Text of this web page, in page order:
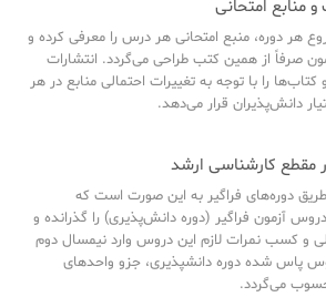
و منابع امتحانی
هر دوره، منبع امتحانی هر درس را معرفی کرده و
صرفاً از همین کتب طراحی می‌گردد. انتشارات
کتاب‌ها را با توجه به تغییرات احتمالی منابع در هر
دانش‌پذیران قرار می‌دهد.
مقطع کارشناسی ارشد
دوره‌های فراگیر به این صورت است که
آزمون فراگیر (دوره دانش‌پذیری) را گذرانده و
و کسب نمرات لازم این دروس وارد نیمسال دوم
پاس شده دوره دانشپذیری، جزو واحدهای
می‌گردد.